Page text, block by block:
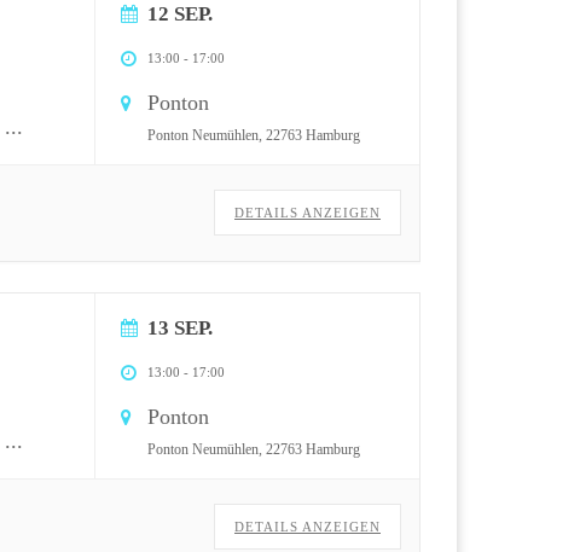
...
12 SEP.
13:00 - 17:00
Ponton
Ponton Neumühlen, 22763 Hamburg
DETAILS ANZEIGEN
...
13 SEP.
13:00 - 17:00
Ponton
Ponton Neumühlen, 22763 Hamburg
DETAILS ANZEIGEN